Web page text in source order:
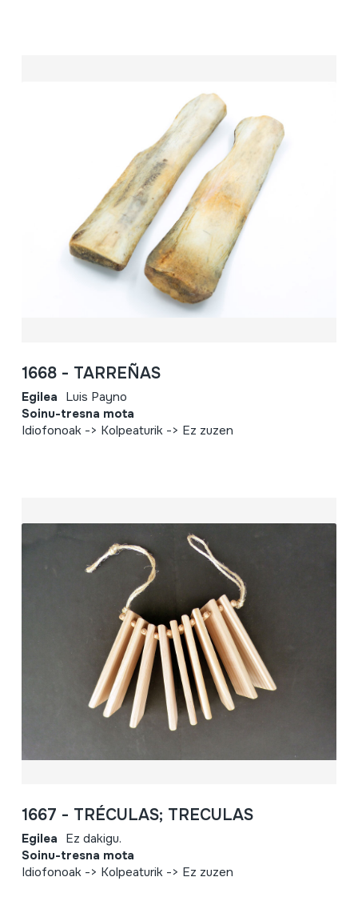
1668 - TARREÑAS
Egilea Luis Payno
Soinu-tresna mota
Idiofonoak -> Kolpeaturik -> Ez zuzen
1667 - TRÉCULAS; TRECULAS
Egilea Ez dakigu.
Soinu-tresna mota
Idiofonoak -> Kolpeaturik -> Ez zuzen